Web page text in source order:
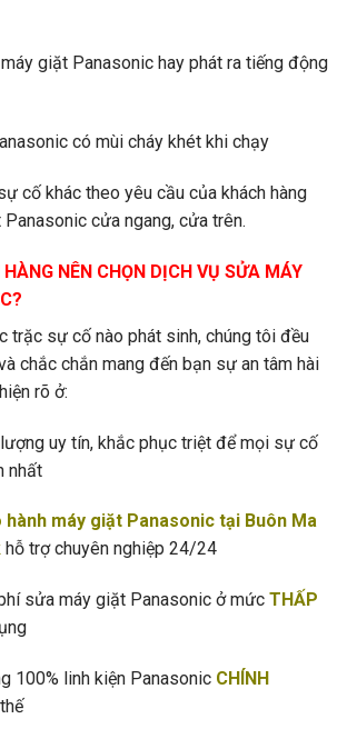
giặt Panasonic hay phát ra tiếng động
có mùi cháy khét khi chạy
cố khác theo yêu cầu của khách hàng
cửa ngang, cửa trên.
NÊN CHỌN DỊCH VỤ SỬA MÁY
trặc sự cố nào phát sinh, chúng tôi đều
chắc chắn mang đến bạn sự an tâm hài
rõ ở:
uy tín, khắc phục triệt để mọi sự cố
nhất
máy giặt Panasonic tại Buôn Ma
hỗ trợ chuyên nghiệp 24/24
sửa máy giặt Panasonic ở mức THẤP
100% linh kiện Panasonic CHÍNH